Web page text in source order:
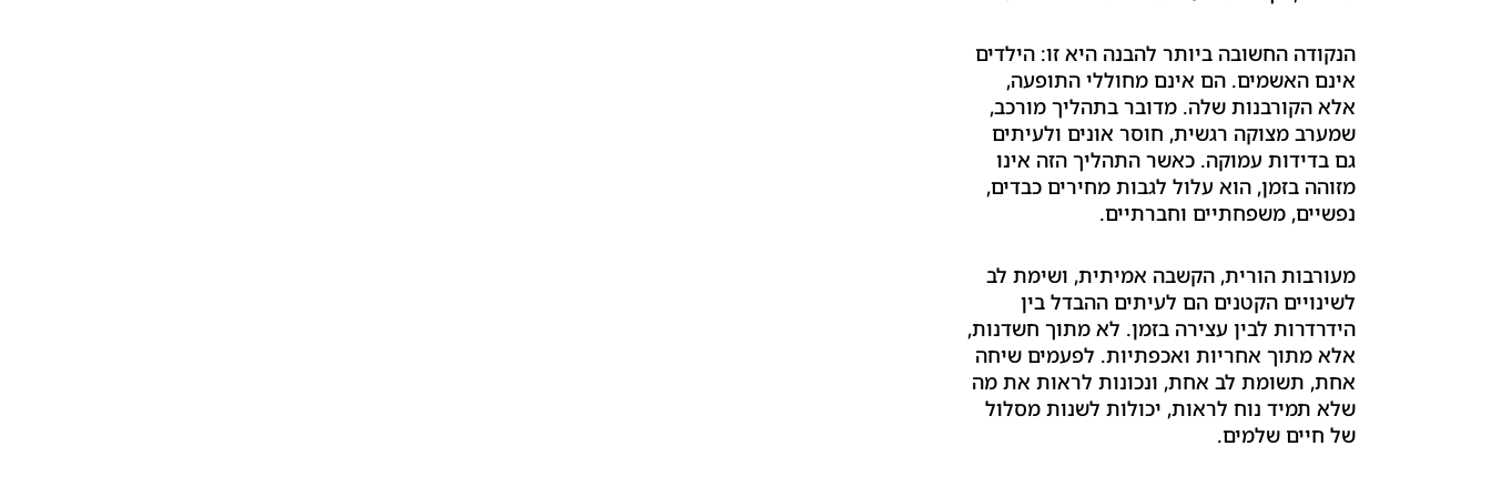
הנקודה החשובה ביותר להבנה היא זו: הילדים
אינם האשמים. הם אינם מחוללי התופעה,
אלא הקורבנות שלה. מדובר בתהליך מורכב,
שמערב מצוקה רגשית, חוסר אונים ולעיתים
גם בדידות עמוקה. כאשר התהליך הזה אינו
מזוהה בזמן, הוא עלול לגבות מחירים כבדים,
נפשיים, משפחתיים וחברתיים.
מעורבות הורית, הקשבה אמיתית, ושימת לב
לשינויים הקטנים הם לעיתים ההבדל בין
הידרדרות לבין עצירה בזמן. לא מתוך חשדנות,
אלא מתוך אחריות ואכפתיות. לפעמים שיחה
אחת, תשומת לב אחת, ונכונות לראות את מה
שלא תמיד נוח לראות, יכולות לשנות מסלול
של חיים שלמים.